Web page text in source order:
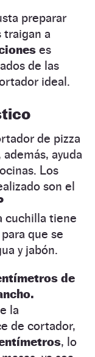
preparar
traigan a
es
de las
ideal.
de pizza
además, ayuda
Los
son el
cuchilla tiene
que se
y jabón.
de
la
de cortador,
, lo